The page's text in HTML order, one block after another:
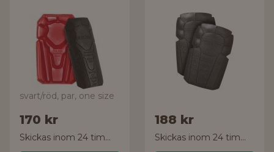
svart/röd, par, one size
170 kr
Skickas inom 24 timmar!
188 kr
Skickas inom 24 timmar!